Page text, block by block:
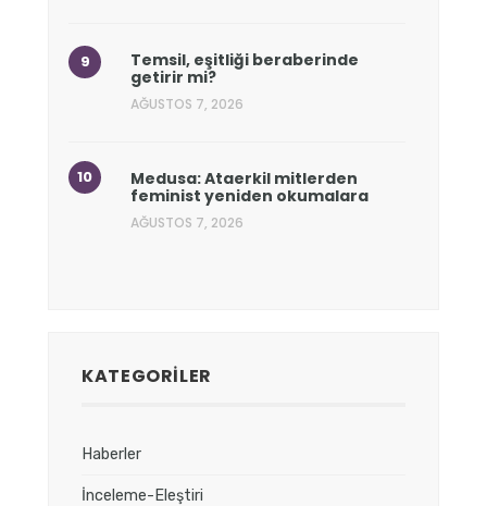
Temsil, eşitliği beraberinde
getirir mi?
AĞUSTOS 7, 2026
Medusa: Ataerkil mitlerden
feminist yeniden okumalara
AĞUSTOS 7, 2026
KATEGORILER
Haberler
İnceleme-Eleştiri